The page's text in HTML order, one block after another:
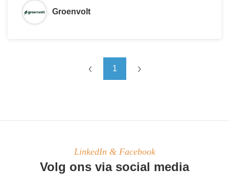
Groenvolt
1
LinkedIn & Facebook
Volg ons via social media